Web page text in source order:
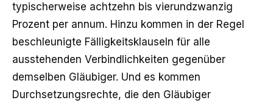
typischerweise achtzehn bis vierundzwanzig
Prozent per annum. Hinzu kommen in der Regel
beschleunigte Fälligkeitsklauseln für alle
ausstehenden Verbindlichkeiten gegenüber
demselben Gläubiger. Und es kommen
Durchsetzungsrechte, die den Gläubiger